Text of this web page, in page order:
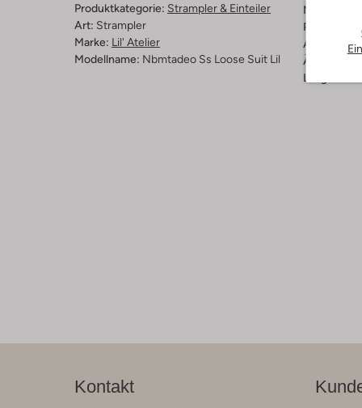
Produktkategorie: Strampler & Einteiler
Art: Strampler
Marke: Lil' Atelier
Modellname: Nbmtadeo Ss Loose Suit Lil
Material:
Passform:
Ausschnitt:
Ärmellänge:
Länge:
Kontakt